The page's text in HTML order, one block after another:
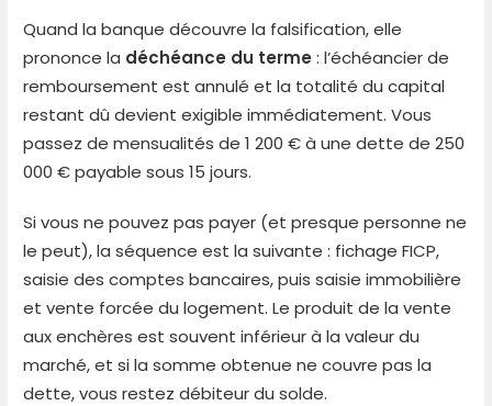
Quand la banque découvre la falsification, elle
prononce la déchéance du terme : l’échéancier de
remboursement est annulé et la totalité du capital
restant dû devient exigible immédiatement. Vous
passez de mensualités de 1 200 € à une dette de 250
000 € payable sous 15 jours.
Si vous ne pouvez pas payer (et presque personne ne
le peut), la séquence est la suivante : fichage FICP,
saisie des comptes bancaires, puis saisie immobilière
et vente forcée du logement. Le produit de la vente
aux enchères est souvent inférieur à la valeur du
marché, et si la somme obtenue ne couvre pas la
dette, vous restez débiteur du solde.